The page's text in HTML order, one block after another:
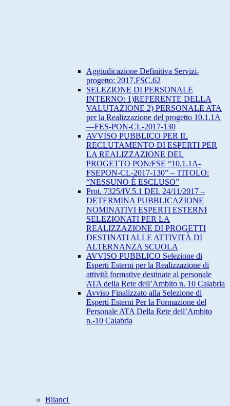
Aggiudicazione Definitiva Servizi-
progetto: 2017.FSC.62
SELEZIONE DI PERSONALE
INTERNO: 1)REFERENTE DELLA
VALUTAZIONE 2) PERSONALE ATA
per la Realizzazione del progetto 10.1.1A
—FES-PON-CL-2017-130
AVVISO PUBBLICO PER IL
RECLUTAMENTO DI ESPERTI PER
LA REALIZZAZIONE DEL
PROGETTO PON/FSE “10.1.1A-
FSEPON-CL-2017-130” – TITOLO:
“NESSUNO È ESCLUSO”
Prot. 7325/IV.5.1 DEL 24/11/2017 –
DETERMINA PUBBLICAZIONE
NOMINATIVI ESPERTI ESTERNI
SELEZIONATI PER LA
REALIZZAZIONE DI PROGETTI
DESTINATI ALLE ATTIVITÀ DI
ALTERNANZA SCUOLA
AVVISO PUBBLICO Selezione di
Esperti Esterni per la Realizzazione di
attività formative destinate al personale
ATA della Rete dell’Ambito n. 10 Calabria
Avviso Finalizzato alla Selezione di
Esperti Esterni Per la Formazione del
Personale ATA Della Rete dell’Ambito
n.-10 Calabria
Bilanci